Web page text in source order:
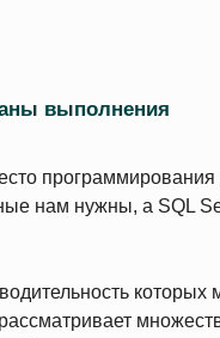
выполнения
программирования
нам нужны, а SQL
которых